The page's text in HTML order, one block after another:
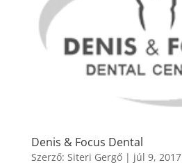
Denis & Focus Dental
Szerző: Siteri Gergő| júl 9, 2017